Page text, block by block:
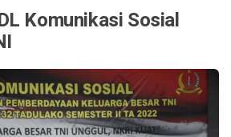
Komunikasi Sosial